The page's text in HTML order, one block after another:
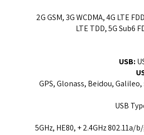
2G GSM, 3G WCDMA, 4G LTE
LTE TDD, 5G Sub6
GPS, Glonass, Beidou, Galileo,
‏802.11a/b/g/n/ac/ax ‏2.4GHz + ‏5GHz, HE80,